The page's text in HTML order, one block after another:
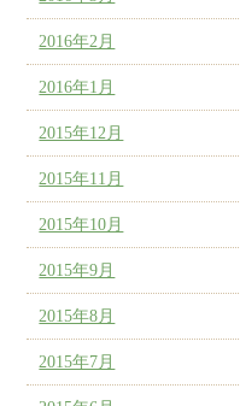
2016年2月
2016年1月
2015年12月
2015年11月
2015年10月
2015年9月
2015年8月
2015年7月